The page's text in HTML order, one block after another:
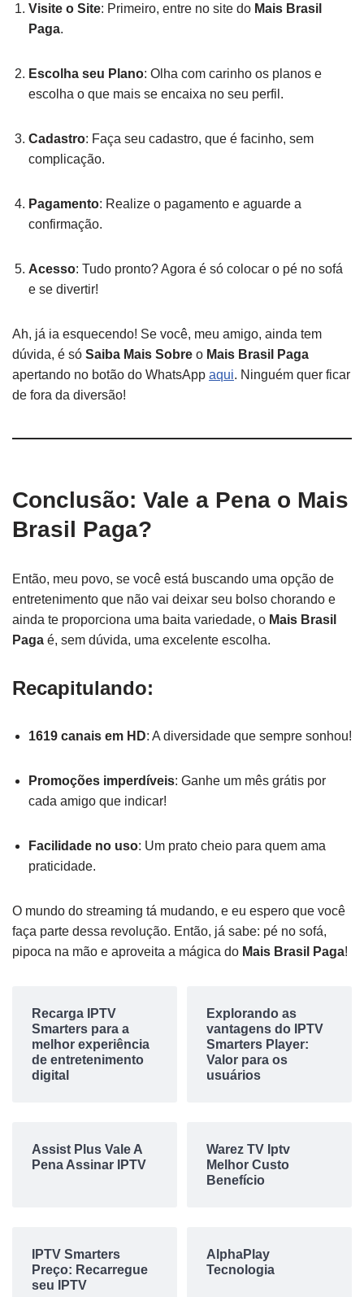
Visite o Site: Primeiro, entre no site do Mais Brasil
Paga.
Escolha seu Plano: Olha com carinho os planos e
escolha o que mais se encaixa no seu perfil.
Cadastro: Faça seu cadastro, que é facinho, sem
complicação.
Pagamento: Realize o pagamento e aguarde a
confirmação.
Acesso: Tudo pronto? Agora é só colocar o pé no sofá
e se divertir!
Ah, já ia esquecendo! Se você, meu amigo, ainda tem
dúvida, é só Saiba Mais Sobre o Mais Brasil Paga
apertando no botão do WhatsApp aqui. Ninguém quer ficar
de fora da diversão!
Conclusão: Vale a Pena o Mais
Brasil Paga?
Então, meu povo, se você está buscando uma opção de
entretenimento que não vai deixar seu bolso chorando e
ainda te proporciona uma baita variedade, o Mais Brasil
Paga é, sem dúvida, uma excelente escolha.
Recapitulando:
1619 canais em HD: A diversidade que sempre sonhou!
Promoções imperdíveis: Ganhe um mês grátis por
cada amigo que indicar!
Facilidade no uso: Um prato cheio para quem ama
praticidade.
O mundo do streaming tá mudando, e eu espero que você
faça parte dessa revolução. Então, já sabe: pé no sofá,
pipoca na mão e aproveita a mágica do Mais Brasil Paga!
Recarga IPTV
Smarters para a
melhor experiência
de entretenimento
digital
Explorando as
vantagens do IPTV
Smarters Player:
Valor para os
usuários
Assist Plus Vale A
Pena Assinar IPTV
Warez TV Iptv
Melhor Custo
Benefício
IPTV Smarters
Preço: Recarregue
seu IPTV
AlphaPlay
Tecnologia